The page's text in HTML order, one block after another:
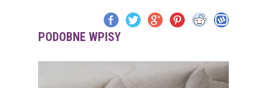
PODOBNE WPISY